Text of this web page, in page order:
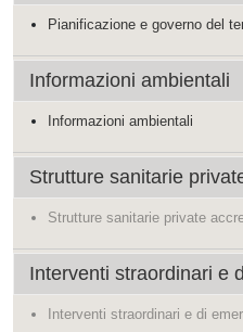
Pianificazione e governo del
Informazioni ambientali
Informazioni ambientali
Strutture sanitarie
Strutture sanitarie private
Interventi straordinari e
Interventi straordinari e di